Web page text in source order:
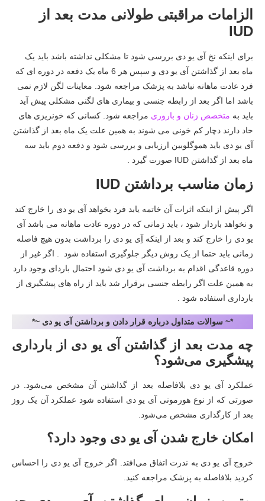
الزامات مراقبتی طولانی مدت بعد از
IUD
برای اینکه نخ آی یو دی بررسی شود تا مشکلی نداشته باشد باید یک
ماه بعد از گذاشتن آی یو دی و سپس هر 6 ماه یک دفعه در دوره ای که
فرد عادت ماهانه نباشد به پزشک مراجعه شود. معاینات لگن لازم نمی
باشد اما اگر بعد از رابطه جنسی و بیماری های لگنی مشکلی پیش آید
باید به متخصص زنان و باروری مراجعه شود. کسانی که خونریزی های
حاد دارند دچار کم خونی می شوند به همین علت یک ماه بعد از گذاشتن
آی یو دی باید هموگلوبین ارزیابی و بررسی شود و دفعه دوم باید سه
ماه بعد از گذاشتن IUD صورت گیرد .
زمان مناسب برداشتن IUD
اگر پیش از اینکه اثرات آن خاتمه یابد فرد بخواهد آی یو دی را خارج کند
و نخواهد باردار شود ، باید زمانی که در دوره عادت ماهانه می باشد آی
یو دی را خارج کند و بعد از اینکه آِی یو دی را برداشت بدون هیچ فاصله
زمانی باید حتما از یک روش دیگر جلوگیری استفاده شود . اگر غیر از
دوره قاعدگی اقدام به برداشت آی یو دی شود احتمال باردای وجود دارد
به همین علت اگر رابطه جنسی برقرار شد باید از راه های پیشگیری از
بارداری استفاده شود .
*~ سوالات متداول درباره قرار دادن و برداشتن آی یو دی ~*
چه مدت بعد از گذاشتن آی یو دی از بارداری
پیشگیری می‌شود؟
عملکرد آی یو دی بلافاصله بعد از گذاشتن آن مشخص می‌شود. در
صورتی که از نوع هورمونی آی یو دی استفاده شود عملکرد آن یک روز
بعد از کارگذاری مشخص می‌شود.
امکان خارج شدن آی یو دی وجود دارد؟
خروج آی یو دی به ندرت اتفاق می‌افتد. اگر خروج آی یو دی را احساس
کردید بلافاصله به پزشک مراجعه کنید.